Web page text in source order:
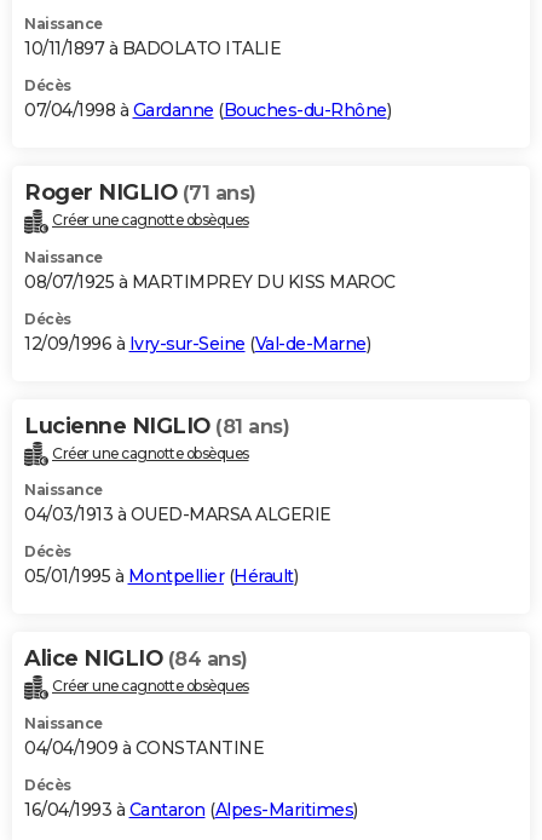
Naissance
10/11/1897 à BADOLATO ITALIE
Décès
07/04/1998 à Gardanne (Bouches-du-Rhône)
Roger NIGLIO (71 ans)
Créer une cagnotte obsèques
Naissance
08/07/1925 à MARTIMPREY DU KISS MAROC
Décès
12/09/1996 à Ivry-sur-Seine (Val-de-Marne)
Lucienne NIGLIO (81 ans)
Créer une cagnotte obsèques
Naissance
04/03/1913 à OUED-MARSA ALGERIE
Décès
05/01/1995 à Montpellier(Hérault)
Alice NIGLIO (84 ans)
Créer une cagnotte obsèques
Naissance
04/04/1909 à CONSTANTINE
Décès
16/04/1993 à Cantaron (Alpes-Maritimes)